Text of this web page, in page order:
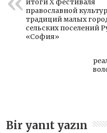
итоги X фестиваля
православной
традиций малых
сельских поселений
«София»
Bir yanıt yazın